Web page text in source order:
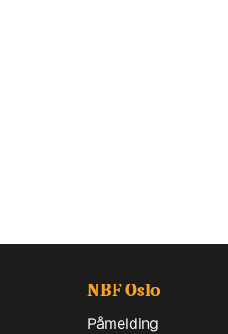
NBF Oslo
Påmelding